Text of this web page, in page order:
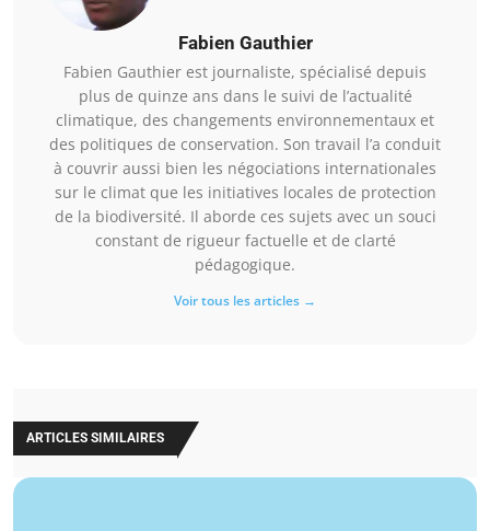
Fabien Gauthier
Fabien Gauthier est journaliste, spécialisé depuis
plus de quinze ans dans le suivi de l’actualité
climatique, des changements environnementaux et
des politiques de conservation. Son travail l’a conduit
à couvrir aussi bien les négociations internationales
sur le climat que les initiatives locales de protection
de la biodiversité. Il aborde ces sujets avec un souci
constant de rigueur factuelle et de clarté
pédagogique.
Voir tous les articles →
ARTICLES SIMILAIRES